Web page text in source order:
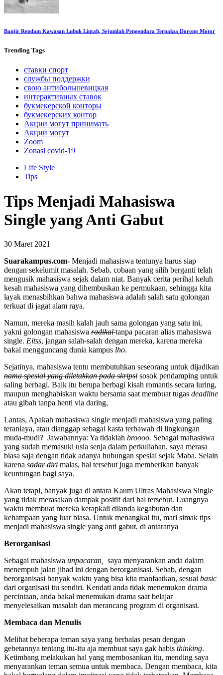
Banjir Rendam Kawasan Lubuk Lintah, Sejumlah Pengendara Terpaksa Dorong Motor
Trending Tags
ставки спорт
службы поддержки
свою антибольшевицкая
интерактивных ставок
букмекерской конторы
букмекерских контор
Акции могут принимать
Акции могут
Zoom
Zonasi covid-19
Life Style
Tips
Tips Menjadi Mahasiswa
Single yang Anti Gabut
30 Maret 2021
Suarakampus.com- Menjadi mahasiswa tentunya harus siap
dengan sekelumit masalah. Sebab, cobaan yang silih berganti telah
mengusik mahasiswa sejak dalam niat. Banyak cerita perihal keluh
kesah mahasiswa yang dihembuskan ke permukaan, sehingga kita
layak menasbihkan bahwa mahasiswa adalah salah satu golongan
terkuat di jagat alam raya.
Namun, mereka masih kalah jauh sama golongan yang satu ini,
yakni golongan mahasiswa radikaltanpa pacaran alias mahasiswa
single. Eitss, jangan salah-salah dengan mereka, karena mereka
bakal mengguncang dunia kampus lho.
Sejatinya, mahasiswa tentu membutuhkan seseorang untuk dijadikan
nama spesial yang diletakkan pada skripsi sosok pendamping untuk
saling berbagi. Baik itu berupa berbagi kisah romantis secara luring,
maupun menghabiskan waktu bersama saat membuat tugas deadline
atau gibah tanpa henti via daring,
Lantas, Apakah mahasiswa single menjadi mahasiswa yang paling
teraniaya, atau dianggap sebagai kasta terbawah di lingkungan
muda-mudi? Jawabannya: Ya tidaklah broooo. Sebagai mahasiswa
yang sudah memasuki usia senja dalam perkuliahan, saya merasa
biasa saja dengan tidak adanya hubungan spesial sejak Maba. Selain
karena sadar dirimalas, hal tersebut juga memberikan banyak
keuntungan bagi saya.
Akan tetapi, banyak juga di antara Kaum Ultras Mahasiswa Single
yang tidak merasakan dampak positif dari hal tersebut. Luangnya
waktu membuat mereka kerapkali dilanda kegabutan dan
kehampaan yang luar biasa. Untuk menangkal itu, mari simak tips
menjadi mahasiswa single yang anti gabut, di antaranya
Berorganisasi
Sebagai mahasiswa unpacaran,
saya menyarankan anda dalam
menempuh jalan jihad ini dengan berorganisasi. Sebab, dengan
berorganisasi banyak waktu yang bisa kita manfaatkan, sesuai basic
dari organisasi itu sendiri. Kendati anda tidak menemukan drama
percintaan, anda bakal menemukan drama saat belajar
menyelesaikan masalah dan merancang program di organisasi.
Membaca dan Menulis
Melihat beberapa teman saya yang berbalas pesan dengan
gebetannya tentang itu-itu aja membuat saya gak habis thinking.
Ketimbang melakukan hal yang membosankan itu, mending saya
menyarankan teman semua untuk membaca. Dengan membaca, kita